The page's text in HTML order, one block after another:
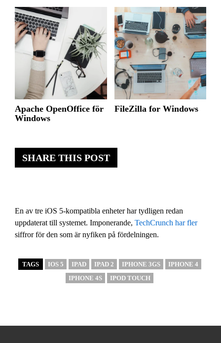
SHARE THIS POST
En av tre iOS 5-kompatibla enheter har tydligen redan
uppdaterat till systemet. Imponerande, TechCrunch har fler
siffror för den som är nyfiken på fördelningen.
TAGS IOS 5 IPAD IPAD 2 IPHONE 3GS
IPHONE 4
IPHONE 4S
IPOD TOUCH
Apache OpenOffice för
Windows
FileZilla for Windows